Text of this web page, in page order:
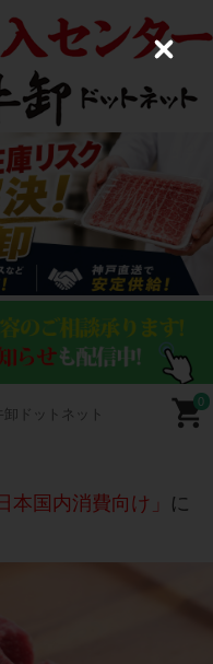
ドットネット
0
本国内消費向け」 に
C
s